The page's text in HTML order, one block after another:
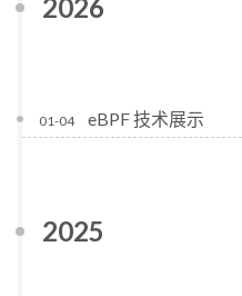
2026
01-04 eBPF 技术展示
2025